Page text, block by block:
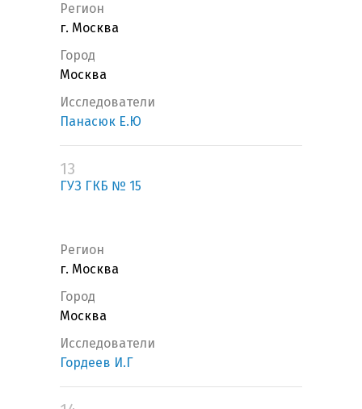
Регион
г. Москва
Город
Москва
Исследователи
Панасюк Е.Ю
13
ГУЗ ГКБ № 15
Регион
г. Москва
Город
Москва
Исследователи
Гордеев И.Г